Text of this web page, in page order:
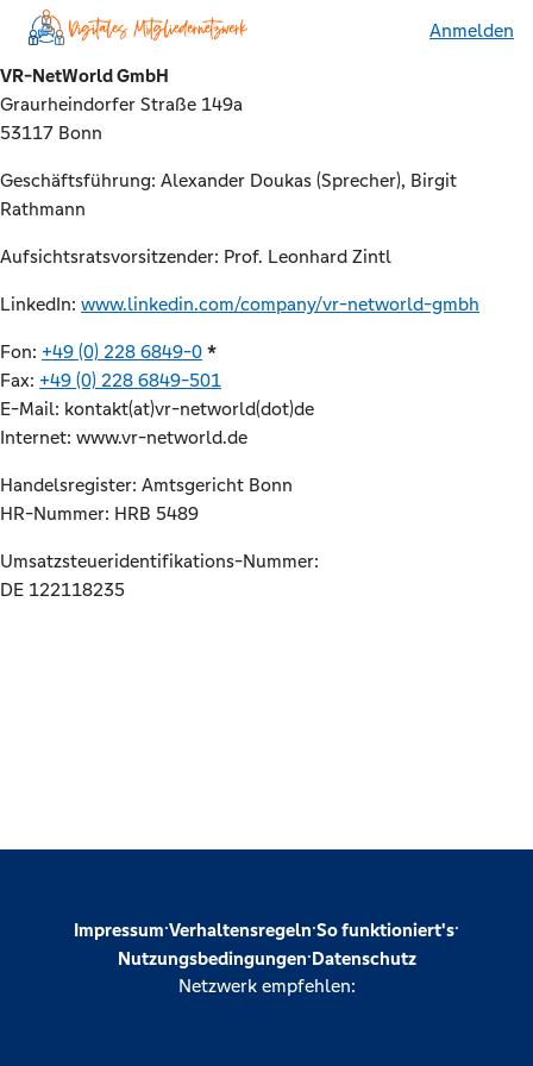
Anmelden
VR-NetWorld GmbH
Graurheindorfer Straße 149a
53117 Bonn
Geschäftsführung: Alexander Doukas (Sprecher), Birgit
Rathmann
Aufsichtsratsvorsitzender: Prof. Leonhard Zintl
LinkedIn: www.linkedin.com/company/vr-networld-gmbh
Fon: +49 (0) 228 6849-0 *
Fax: +49 (0) 228 6849-501
E-Mail: kontakt(at)vr-networld(dot)de
Internet: www.vr-networld.de
Handelsregister: Amtsgericht Bonn
HR-Nummer: HRB 5489
Umsatzsteueridentifikations-Nummer:
DE 122118235
Impressum·Verhaltensregeln·So funktioniert's·
Nutzungsbedingungen·Datenschutz
Netzwerk empfehlen: